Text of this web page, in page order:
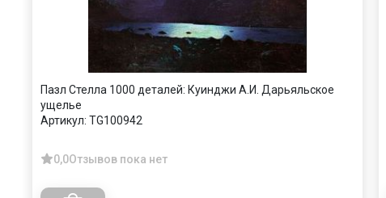
Пазл Стелла 1000 деталей: Куинджи А.И. Дарьяльское
ущелье
Артикул: TG100942
0,0Отзывов пока нет